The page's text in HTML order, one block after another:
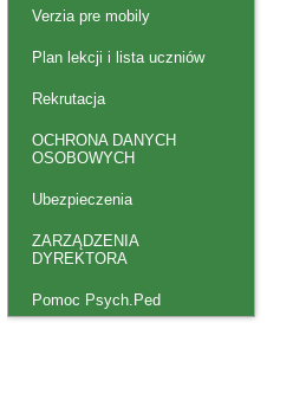
Verzia pre mobily
Plan lekcji i lista uczniów
Rekrutacja
OCHRONA DANYCH
OSOBOWYCH
Ubezpieczenia
ZARZĄDZENIA
DYREKTORA
Pomoc Psych.Ped